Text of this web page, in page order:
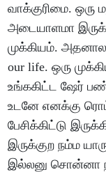
வாக்குரிமை. ஒரு
அடையாளமா
முக்கியம்.
our life. ஒரு
உங்ககிட்ட ஷேர்
உடனே எனக்கு
பேசிக்கிட்டு
இருக்குற நம்ம
இல்லனு சொன்னா